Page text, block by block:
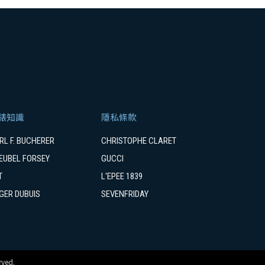
知識 隱私條款
F. BUCHERER
CHRISTOPHE CLARET
FORSEY
GUCCI
L'EPEE 1839
DUBUIS
SEVENFRIDAY